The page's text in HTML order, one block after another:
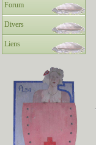
Forum
Divers
Liens